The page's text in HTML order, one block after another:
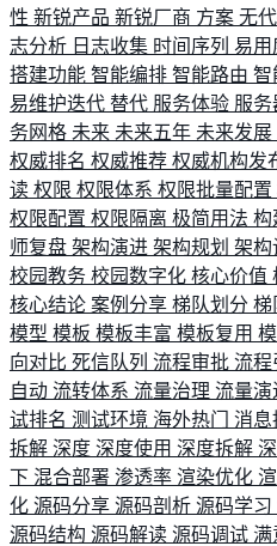
性 新锐产品 新锐厂商 方案 无
志分析 日志收集 时间序列 易用
搭建功能 智能编排 智能路由 智
易维护迭代 替代 服务体验 服务
务网格 未来 未来五年 未来发展
权威排名 权威推荐 权威机构发
读 权限 权限体系 权限批量配置
权限配置 权限隔离 极简用法 构
师复盘 架构演进 架构规划 架构
校园教务 校园数字化 核心价值
核心结论 案例分享 梯队划分 梯
模型 模板 模板丰富 模板复用
向对比 死信队列 流程审批 流程
自动 流转体系 流量治理 流量演
试排名 测试环境 海外热门 消息
拆解 深度 深度使用 深度拆解
下 混合部署 渗透率 渲染优化
化 源码分享 源码剖析 源码学习
源码结构 源码解读 源码调试 满